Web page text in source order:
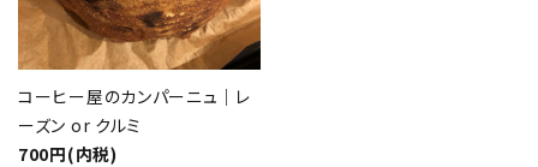
コーヒー屋のカンパーニュ｜レ
ーズン or クルミ
700円(内税)